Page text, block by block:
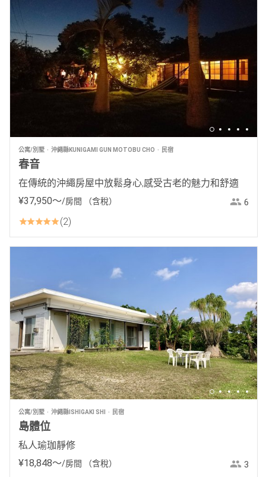
公寓/別墅 沖繩縣KUNIGAMI GUN MOTOBU CHO 民宿
春音
在傳統的沖繩房屋中放鬆身心,感受古老的魅力和舒適
¥37,950〜/房間 （含稅） 6
2
公寓/別墅 沖繩縣ISHIGAKI SHI 民宿
島體位
私人瑜珈靜修
¥18,848〜/房間 （含稅） 3